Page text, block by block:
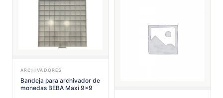
ARCHIVADORES
Bandeja para archivador de
monedas BEBA Maxi 9x9